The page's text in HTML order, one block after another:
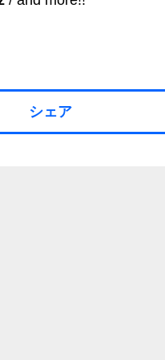
シェア